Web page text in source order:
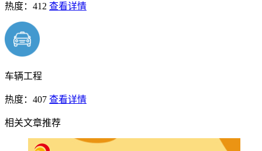
热度：412 查看详情
车辆工程
热度：407 查看详情
相关文章推荐